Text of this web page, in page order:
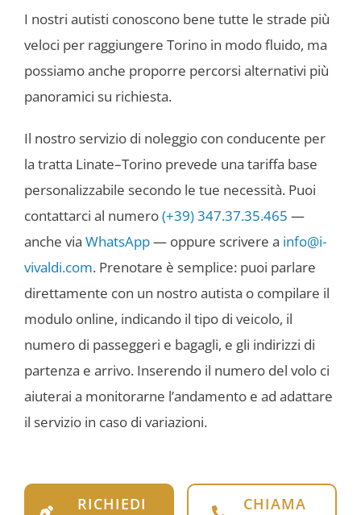
I nostri autisti conoscono bene tutte le strade più
veloci per raggiungere Torino in modo fluido, ma
possiamo anche proporre percorsi alternativi più
panoramici su richiesta.
Il nostro servizio di noleggio con conducente per
la tratta Linate–Torino prevede una tariffa base
personalizzabile secondo le tue necessità. Puoi
contattarci al numero(+39) 347.37.35.465 —
anche via WhatsApp— oppure scrivere a info@i-
vivaldi.com. Prenotare è semplice: puoi parlare
direttamente con un nostro autista o compilare il
modulo online, indicando il tipo di veicolo, il
numero di passeggeri e bagagli, e gli indirizzi di
partenza e arrivo. Inserendo il numero del volo ci
aiuterai a monitorarne l’andamento e ad adattare
il servizio in caso di variazioni.
RICHIEDI
CHIAMA